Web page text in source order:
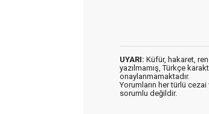
UYARI: Küfür, hakaret,
yazılmamış, Türkçe
onaylanmamaktadır.
Yorumların her türlü
sorumlu değildir.